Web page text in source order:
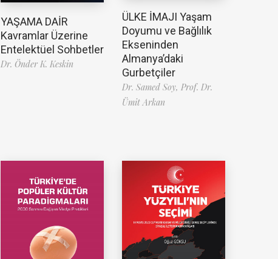
YAŞAMA DAİR
Kavramlar Üzerine
Entelektüel Sohbetler
Dr. Önder K. Keskin
ÜLKE İMAJI Yaşam
Doyumu ve Bağlılık
Ekseninden
Almanya’daki
Gurbetçiler
Dr. Samed Soy, Prof. Dr.
Ümit Arkan